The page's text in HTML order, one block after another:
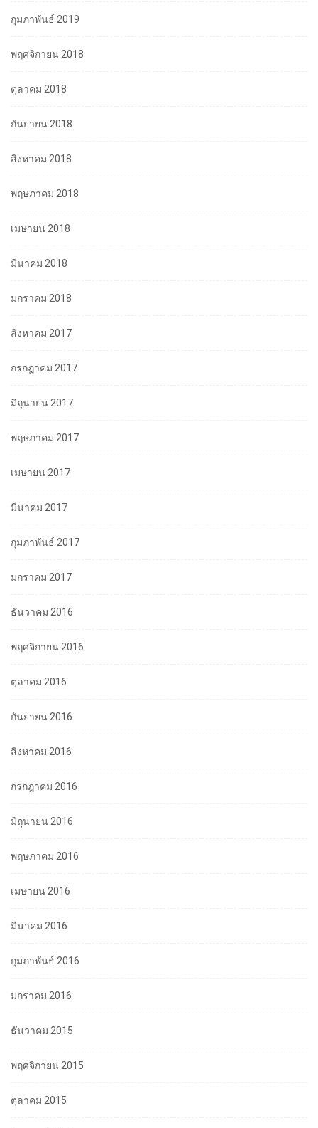
กุมภาพันธ์ 2019
พฤศจิกายน 2018
ตุลาคม 2018
กันยายน 2018
สิงหาคม 2018
พฤษภาคม 2018
เมษายน 2018
มีนาคม 2018
มกราคม 2018
สิงหาคม 2017
กรกฎาคม 2017
มิถุนายน 2017
พฤษภาคม 2017
เมษายน 2017
มีนาคม 2017
กุมภาพันธ์ 2017
มกราคม 2017
ธันวาคม 2016
พฤศจิกายน 2016
ตุลาคม 2016
กันยายน 2016
สิงหาคม 2016
กรกฎาคม 2016
มิถุนายน 2016
พฤษภาคม 2016
เมษายน 2016
มีนาคม 2016
กุมภาพันธ์ 2016
มกราคม 2016
ธันวาคม 2015
พฤศจิกายน 2015
ตุลาคม 2015